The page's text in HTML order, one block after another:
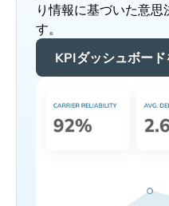
り情報に基づいた意思
す。
KPIダッシュボー